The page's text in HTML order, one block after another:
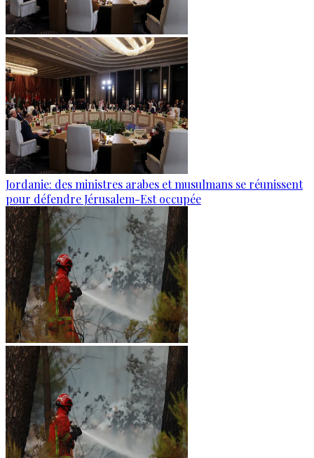
Jordanie: des ministres arabes et musulmans se réunissent
pour défendre Jérusalem-Est occupée